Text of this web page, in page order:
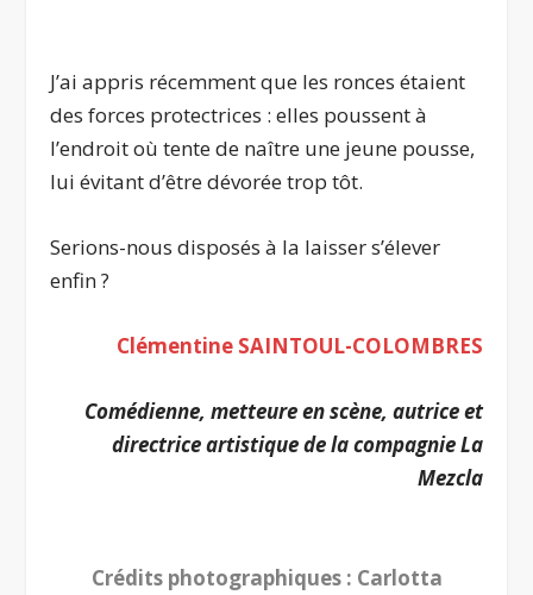
J’ai appris récemment que les ronces étaient
des forces protectrices : elles poussent à
l’endroit où tente de naître une jeune pousse,
lui évitant d’être dévorée trop tôt.
Serions-nous disposés à la laisser s’élever
enfin ?
Clémentine SAINTOUL-COLOMBRES
Comédienne, metteure en scène, autrice et
directrice artistique de la compagnie La
Mezcla
Crédits photographiques : Carlotta